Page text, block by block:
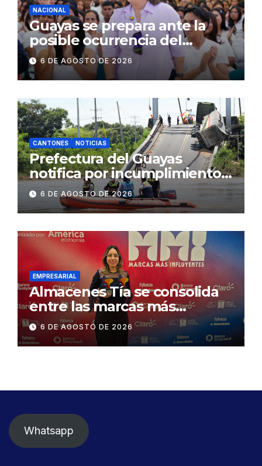
NACIONAL
Guayas se prepara ante la
posible ocurrencia del
fenómeno de El Niño:
Gobierno Nacional capacita a
2.500 jóvenes
6 DE AGOSTO DE 2026
CANTONES NOTICIAS
Prefectura del Guayas
notifica por incumplimiento
contractual a la
Concesionaria CONORTE y
exige celeridad en
desmontaje del puente
Gonzalo Icaza Cornejo, en
Daule
6 DE AGOSTO DE 2026
EMPRESARIAL
Almacenes Tía se consolida
entre las marcas más
influyentes del Ecuador
6 DE AGOSTO DE 2026
Whatsapp